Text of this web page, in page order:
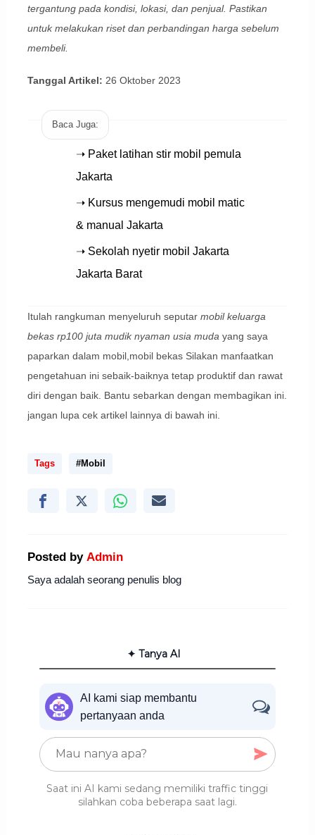
tergantung pada kondisi, lokasi, dan penjual. Pastikan
untuk melakukan riset dan perbandingan harga sebelum
membeli.
Tanggal Artikel: 26 Oktober 2023
Baca Juga:
➝ Paket latihan stir mobil pemula
Jakarta
➝ Kursus mengemudi mobil matic
& manual Jakarta
➝ Sekolah nyetir mobil Jakarta
Jakarta Barat
Itulah rangkuman menyeluruh seputar mobil keluarga
bekas rp100 juta mudik nyaman usia mudayang saya
paparkan dalam mobil,mobil bekas Silakan manfaatkan
pengetahuan ini sebaik-baiknya tetap produktif dan rawat
diri dengan baik. Bantu sebarkan dengan membagikan ini.
jangan lupa cek artikel lainnya di bawah ini.
Tags #Mobil
Posted by Admin
Saya adalah seorang penulis blog
✦ Tanya AI
AI kami siap membantu
pertanyaan anda
Saat ini AI kami sedang memiliki traffic tinggi
silahkan coba beberapa saat lagi.